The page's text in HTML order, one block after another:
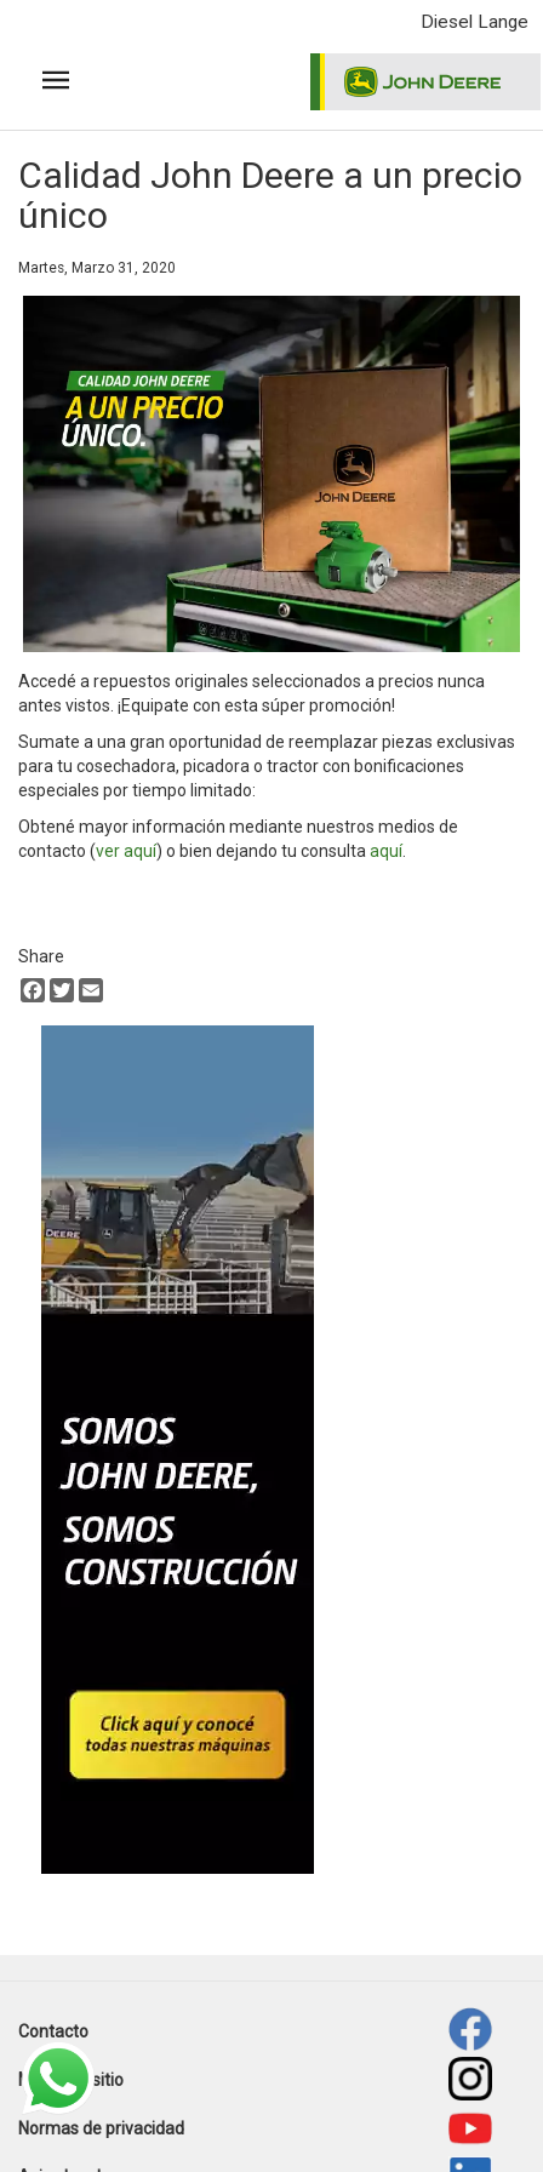
principal
Diesel Lange
Calidad John Deere a un precio
único
Martes, Marzo 31, 2020
Accedé a repuestos originales seleccionados a precios nunca
antes vistos. ¡Equipate con esta súper promoción!
Sumate a una gran oportunidad de reemplazar piezas exclusivas
para tu cosechadora, picadora o tractor con bonificaciones
especiales por tiempo limitado:
Obtené mayor información mediante nuestros medios de
contacto (ver aquí) o bien dejando tu consultaaquí.
Share
Facebook
Twitter
Footer
menu
Contacto
Mapa del sitio
Normas de privacidad